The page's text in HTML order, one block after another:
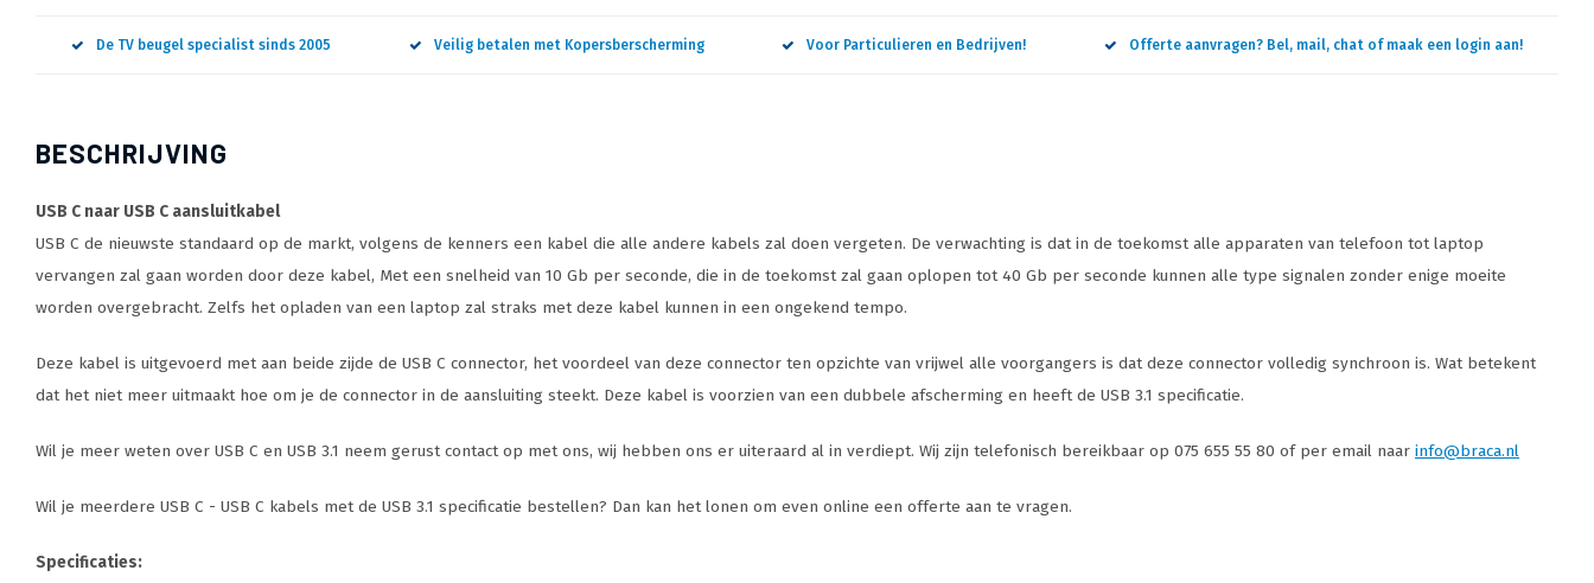
De TV beugel specialist sinds 2005 Veilig betalen met Kopersberscherming Voor Particulieren en Bedrijven! Offerte aanvragen? Bel, mail, chat of maak een login aan!
BESCHRIJVING
USB C naar USB C aansluitkabel
USB C de nieuwste standaard op de markt, volgens de kenners een kabel die alle andere kabels zal doen vergeten. De verwachting is dat in de toekomst alle apparaten van telefoon tot laptop
vervangen zal gaan worden door deze kabel, Met een snelheid van 10 Gb per seconde, die in de toekomst zal gaan oplopen tot 40 Gb per seconde kunnen alle type signalen zonder enige moeite
worden overgebracht. Zelfs het opladen van een laptop zal straks met deze kabel kunnen in een ongekend tempo.
Deze kabel is uitgevoerd met aan beide zijde de USB C connector, het voordeel van deze connector ten opzichte van vrijwel alle voorgangers is dat deze connector volledig synchroon is. Wat betekent
dat het niet meer uitmaakt hoe om je de connector in de aansluiting steekt. Deze kabel is voorzien van een dubbele afscherming en heeft de USB 3.1 specificatie.
Wil je meer weten over USB C en USB 3.1 neem gerust contact op met ons, wij hebben ons er uiteraard al in verdiept. Wij zijn telefonisch bereikbaar op 075 655 55 80 of per email naar info@braca.nl
Wil je meerdere USB C - USB C kabels met de USB 3.1 specificatie bestellen? Dan kan het lonen om even online een offerte aan te vragen.
Specificaties: